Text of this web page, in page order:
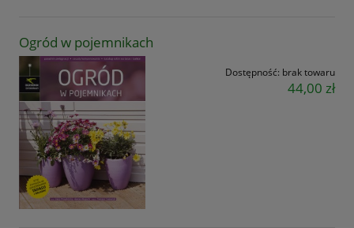
Ogród w pojemnikach
Dostępność: brak towaru
44,00 zł